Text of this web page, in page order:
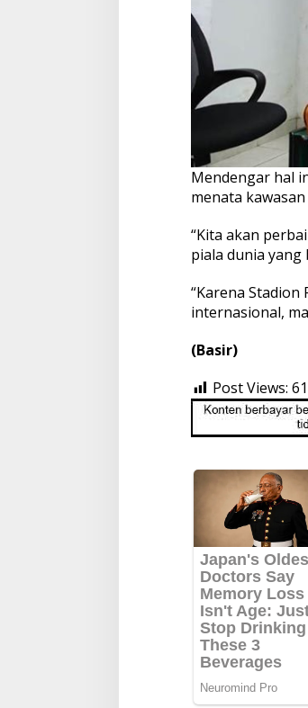
Mendengar hal
menata
“Kita akan
piala dunia yang
“Karena
internasional,
(Basir)
Post Views: